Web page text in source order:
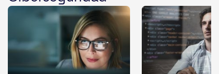
principales características y por
qué se ha convertido en una de
deberás saber en
qué técnicas utilizan.
Entendiendo la […]